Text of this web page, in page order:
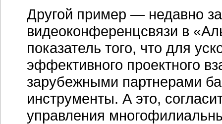
Другой пример — недавно
видеоконференцсвязи в
показатель того, что для
эффективного проектного
зарубежными партнерами
инструменты. А это,
управления